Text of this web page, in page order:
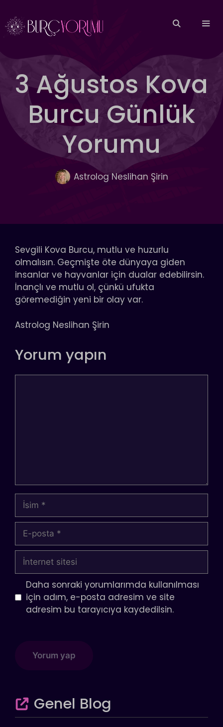
atla
3 Ağustos Kova
Burcu Günlük
Yorumu
Astrolog Neslihan Şirin
Sevgili Kova Burcu, mutlu ve huzurlu
olmalısın. Geçmişte öte dünyaya giden
insanlar ve hayvanlar için dualar edebilirsin.
İnançlı ve mutlu ol, çünkü ufukta
göremediğin yeni bir olay var.
Astrolog Neslihan Şirin
Yorum yapın
İsim
posta
İnternet
sitesi
Daha sonraki yorumlarımda kullanılması
için adım, e-posta adresim ve site
adresim bu tarayıcıya kaydedilsin.
Genel Blog